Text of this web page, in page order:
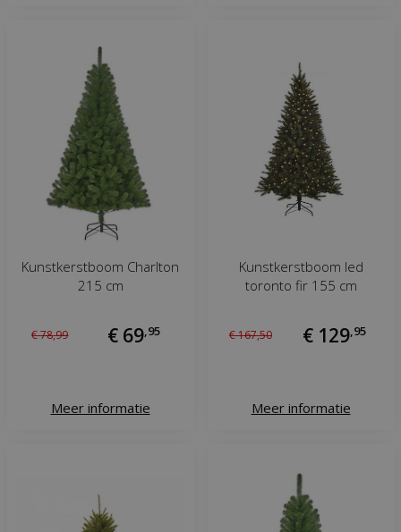
Kunstkerstboom Charlton
215 cm
€78,99 € 69, 95
Meer informatie
Kunstkerstboom led
toronto fir 155 cm
€167,50 € 129, 95
Meer informatie